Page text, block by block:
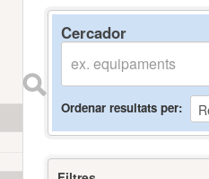
Cercador
Ordenar resultats per